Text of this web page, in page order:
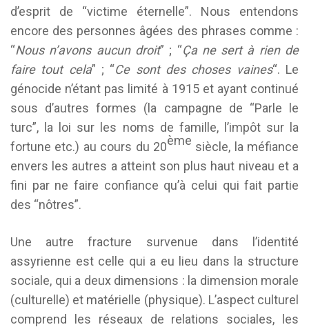
d’esprit de “victime éternelle”. Nous entendons
encore des personnes âgées des phrases comme :
“Nous n’avons aucun droit” ; “Ça ne sert à rien de
faire tout cela” ; “Ce sont des choses vaines“. Le
génocide n’étant pas limité à 1915 et ayant continué
sous d’autres formes (la campagne de “Parle le
turc”, la loi sur les noms de famille, l’impôt sur la
fortune etc.) au cours du 20ème siècle, la méfiance
envers les autres a atteint son plus haut niveau et a
fini par ne faire confiance qu’à celui qui fait partie
des “nôtres”.
Une autre fracture survenue dans l’identité
assyrienne est celle qui a eu lieu dans la structure
sociale, qui a deux dimensions : la dimension morale
(culturelle) et matérielle (physique). L’aspect culturel
comprend les réseaux de relations sociales, les